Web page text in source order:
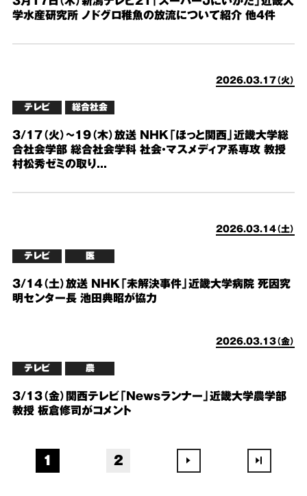
学水産研究所 ノドグロ稚魚の放流について紹介 他4件
2026.03.17（火）
テレビ 総合社会
3/17（火）~19（木）放送 NHK「ほっと関西」近畿大学総
合社会学部 総合社会学科 社会・マスメディア系専攻 教授
村松秀ゼミの取り...
2026.03.14（土）
テレビ 医
3/14（土）放送 NHK「未解決事件」近畿大学病院 死因究
明センター長 池田典昭が協力
2026.03.13（金）
テレビ 農
3/13（金）関西テレビ「Newsランナー」近畿大学農学部
教授 板倉修司がコメント
1 2